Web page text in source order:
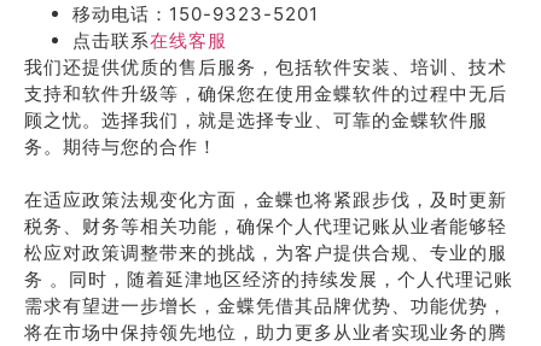
移动电话：150-9323-5201
点击联系在线客服
我们还提供优质的售后服务，包括软件安装、培训、技术
支持和软件升级等，确保您在使用金蝶软件的过程中无后
顾之忧。选择我们，就是选择专业、可靠的金蝶软件服
务。期待与您的合作！
在适应政策法规变化方面，金蝶也将紧跟步伐，及时更新
税务、财务等相关功能，确保个人代理记账从业者能够轻
松应对政策调整带来的挑战，为客户提供合规、专业的服
务 。同时，随着延津地区经济的持续发展，个人代理记账
需求有望进一步增长，金蝶凭借其品牌优势、功能优势，
将在市场中保持领先地位，助力更多从业者实现业务的腾